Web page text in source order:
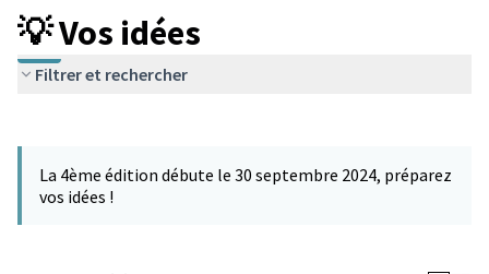
💡 Vos idées
Filtrer et rechercher
−
La 4ème édition débute le 30 septembre 2024, préparez
vos idées !